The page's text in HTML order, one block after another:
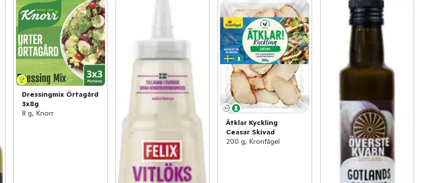
Dressingmix Örtagård
3x8g
8 g, Knorr
Ätklar Kyckling
Ceasar Skivad
200 g, Kronfågel